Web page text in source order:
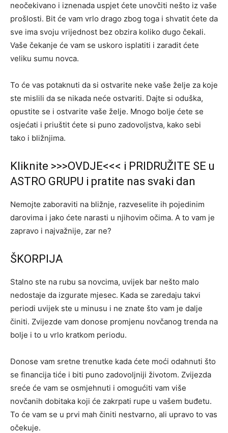
neočekivano i iznenada uspjet ćete unovčiti nešto iz vaše
prošlosti. Bit će vam vrlo drago zbog toga i shvatit ćete da
sve ima svoju vrijednost bez obzira koliko dugo čekali.
Vaše čekanje će vam se uskoro isplatiti i zaradit ćete
veliku sumu novca.
To će vas potaknuti da si ostvarite neke vaše želje za koje
ste mislili da se nikada neće ostvariti. Dajte si oduška,
opustite se i ostvarite vaše želje. Mnogo bolje ćete se
osjećati i priuštit ćete si puno zadovoljstva, kako sebi
tako i bližnjima.
Kliknite >>>OVDJE<<< i PRIDRUŽITE SE u
ASTRO GRUPU i pratite nas svaki dan
Nemojte zaboraviti na bližnje, razveselite ih pojedinim
darovima i jako ćete narasti u njihovim očima. A to vam je
zapravo i najvažnije, zar ne?
ŠKORPIJA
Stalno ste na rubu sa novcima, uvijek bar nešto malo
nedostaje da izgurate mjesec. Kada se zaredaju takvi
periodi uvijek ste u minusu i ne znate što vam je dalje
činiti. Zvijezde vam donose promjenu novčanog trenda na
bolje i to u vrlo kratkom periodu.
Donose vam sretne trenutke kada ćete moći odahnuti što
se financija tiće i biti puno zadovoljniji životom. Zvijezda
sreće će vam se osmjehnuti i omogućiti vam više
novčanih dobitaka koji će zakrpati rupe u vašem buđetu.
To će vam se u prvi mah činiti nestvarno, ali upravo to vas
očekuje.